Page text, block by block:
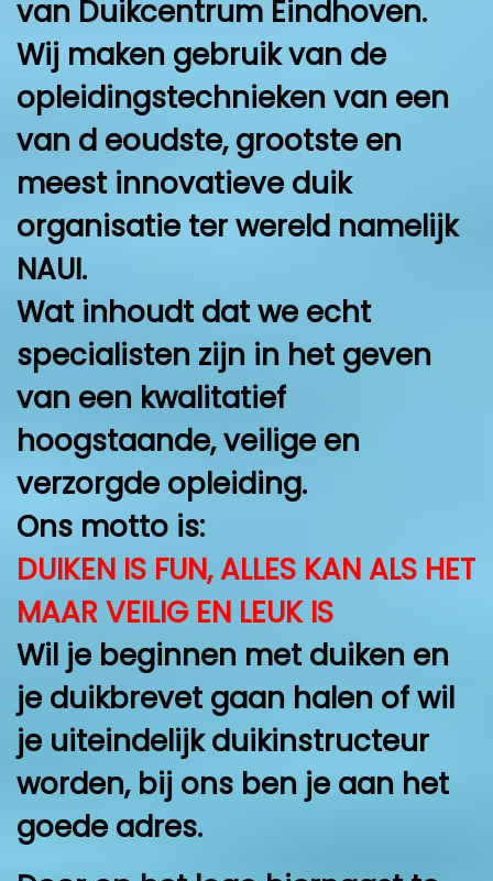
van Duikcentrum Eindhoven.
Wij maken gebruik van de
opleidingstechnieken van een
van d eoudste, grootste en
meest innovatieve duik
organisatie ter wereld namelijk
NAUI.
Wat inhoudt dat we echt
specialisten zijn in het geven
van een kwalitatief
hoogstaande, veilige en
verzorgde opleiding.
Ons motto is:
DUIKEN IS FUN, ALLES KAN ALS HET
MAAR VEILIG EN LEUK IS
Wil je beginnen met duiken en
je duikbrevet gaan halen of wil
je uiteindelijk duikinstructeur
worden, bij ons ben je aan het
goede adres.